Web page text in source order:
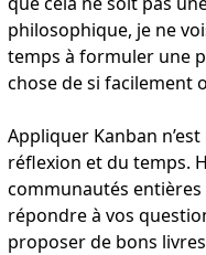
philosophique, je ne
temps à formuler une
chose de si facilement
Appliquer Kanban
réflexion et du temps.
communautés
répondre à vos
proposer de bons